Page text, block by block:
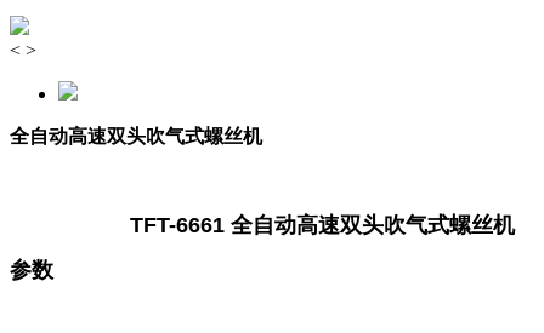
< >
全自动高速双头吹气式螺丝机
TFT-6661 全自动高速双头吹气式螺丝机
参数